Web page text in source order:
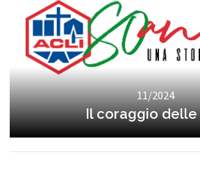
11/2024
Il coraggio delle